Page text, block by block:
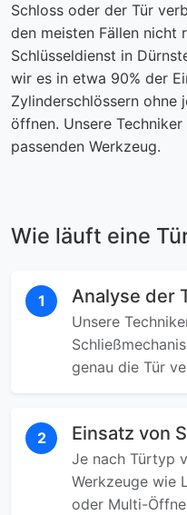
Schloss oder der Tür
den meisten Fällen nicht
Schlüsseldienst in
wir es in etwa 90% der
Zylinderschlössern ohne
öffnen. Unsere
passenden Werkzeug.
Wie läuft eine
1 Analyse der
Unsere
genau die Tür
2 Einsatz von
Je nach Türtyp
Werkzeuge wie
oder Multi-